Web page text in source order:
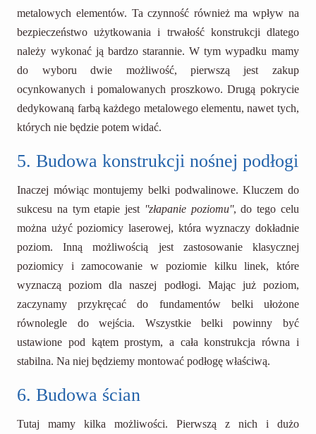
metalowych elementów. Ta czynność również ma wpływ na
bezpieczeństwo użytkowania i trwałość konstrukcji dlatego
należy wykonać ją bardzo starannie. W tym wypadku mamy
do wyboru dwie możliwość, pierwszą jest zakup
ocynkowanych i pomalowanych proszkowo. Drugą pokrycie
dedykowaną farbą każdego metalowego elementu, nawet tych,
których nie będzie potem widać.
5. Budowa konstrukcji nośnej podłogi
Inaczej mówiąc montujemy belki podwalinowe. Kluczem do
sukcesu na tym etapie jest ''złapanie poziomu'', do tego celu
można użyć poziomicy laserowej, która wyznaczy dokładnie
poziom. Inną możliwością jest zastosowanie klasycznej
poziomicy i zamocowanie w poziomie kilku linek, które
wyznaczą poziom dla naszej podłogi. Mając już poziom,
zaczynamy przykręcać do fundamentów belki ułożone
równolegle do wejścia. Wszystkie belki powinny być
ustawione pod kątem prostym, a cała konstrukcja równa i
stabilna. Na niej będziemy montować podłogę właściwą.
6. Budowa ścian
Tutaj mamy kilka możliwości. Pierwszą z nich i dużo